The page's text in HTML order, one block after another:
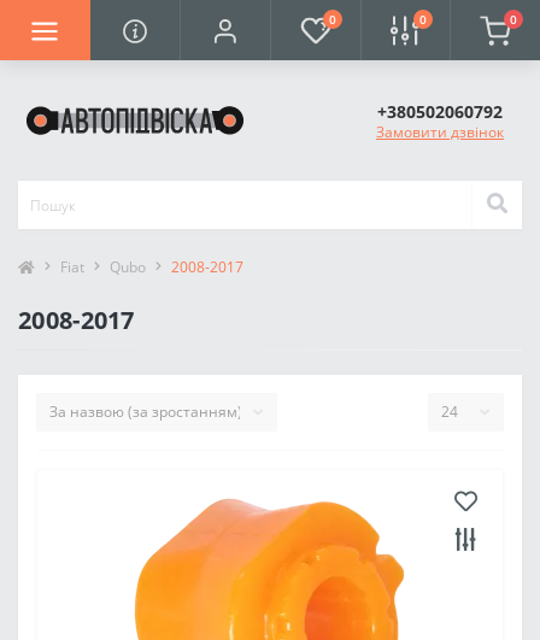
0 0 0
+380502060792
Замовити дзвінок
Fiat Qubo 2008-2017
2008-2017